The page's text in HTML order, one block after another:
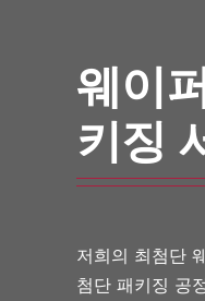
웨이
키징
저희의 최첨단
첨단 패키징 공